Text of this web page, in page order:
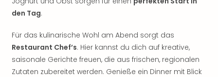
den Tag.
Für das kulinarische Wohl am Abend sorgt das
Restaurant Chef’s. Hier kannst du dich auf kreative,
saisonale Gerichte freuen, die aus frischen, regionalen
Zutaten zubereitet werden. Genieße ein Dinner mit Blick